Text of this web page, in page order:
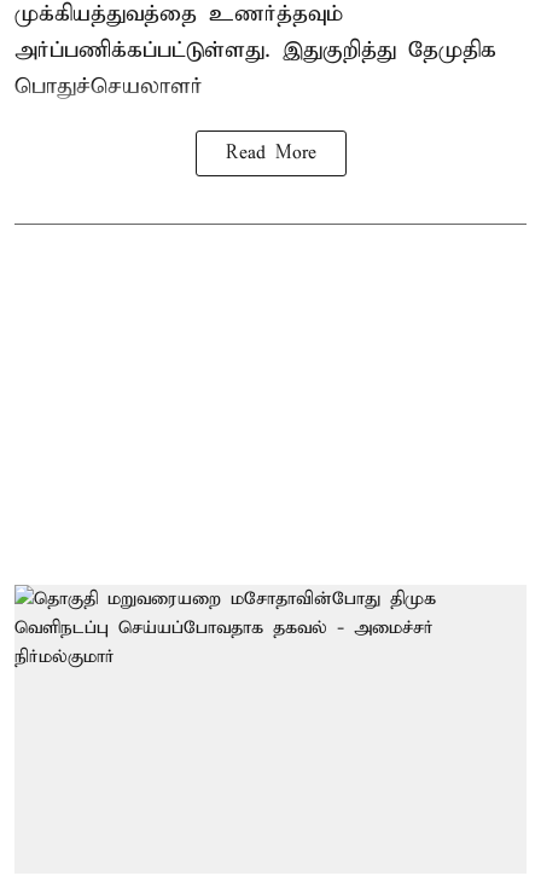
முக்கியத்துவத்தை உணர்த்தவும்
அர்ப்பணிக்கப்பட்டுள்ளது. இதுகுறித்து தேமுதிக
பொதுச்செயலாளர்
Read More